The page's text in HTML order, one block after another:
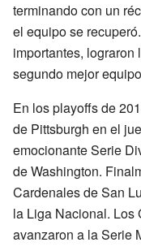
terminando con un
el equipo se
importantes,
segundo mejor
En los playoffs de
de Pittsburgh en el
emocionante Serie
de Washington.
Cardenales de San
la Liga Nacional. Los
avanzaron a la Serie